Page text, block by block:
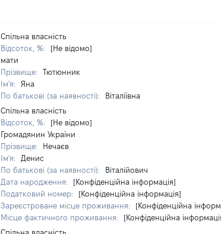
Спільна власність
Відсоток, %:
[Не відомо]
мати
Прізвище:
Тютюнник
Ім'я:
Яна
По батькові (за наявності):
Віталіївна
Спільна власність
Відсоток, %:
[Не відомо]
Громадянин України
Прізвище:
Нечаєв
Ім'я:
Денис
По батькові (за наявності):
Віталійович
Дата народження:
[Конфіденційна інформація]
Податковий номер:
[Конфіденційна інформація]
Зареєстроване місце проживання:
[Конфіденційна
Місце фактичного проживання:
[Конфіденційна
Спільна власність